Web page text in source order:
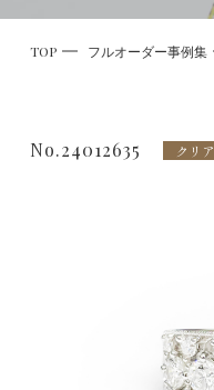
TOP フルオーダー事例集
No.24012635 クリア